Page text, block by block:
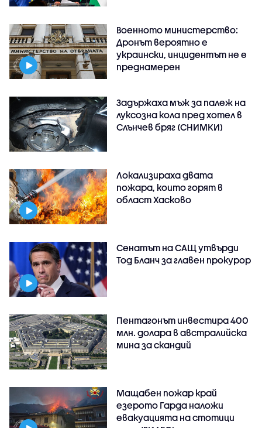
Военното министерство:
Дронът вероятно е
украински, инцидентът не е
преднамерен
Задържаха мъж за палеж на
луксозна кола пред хотел в
Слънчев бряг (СНИМКИ)
Локализираха двата
пожара, които горят в
област Хасково
Сенатът на САЩ утвърди
Тод Бланч за главен прокурор
Пентагонът инвестира 400
млн. долара в австралийска
мина за скандий
Мащабен пожар край
езерото Гарда наложи
евакуацията на стотици